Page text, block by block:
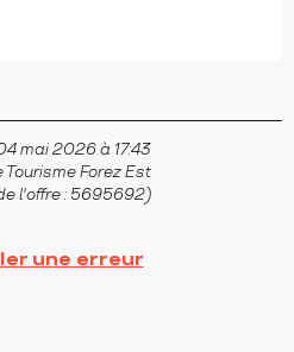
mai 2026 à 17:43
Forez Est
l'offre : 5695692)
une erreur